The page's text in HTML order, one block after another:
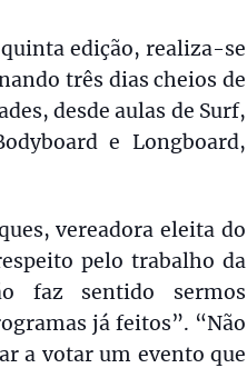
edição, realiza-se
três dias cheios de
desde aulas de Surf,
e Longboard,
vereadora eleita do
pelo trabalho da
faz sentido sermos
já feitos”. “Não
a votar um evento que